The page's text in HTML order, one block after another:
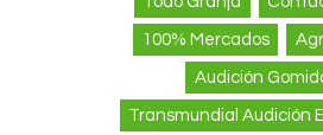
100% Mercados
Audición
Transmundial Audición